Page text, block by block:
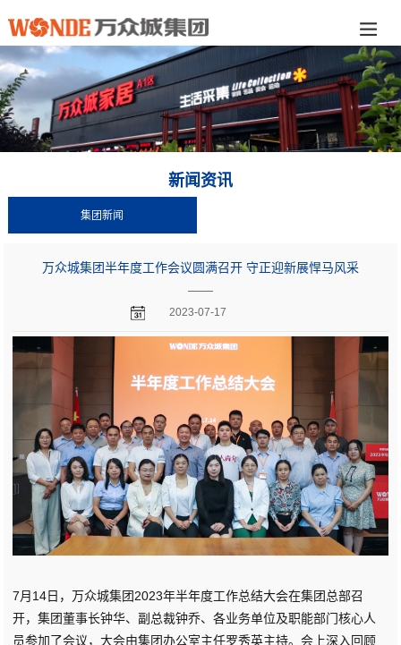
新闻资讯
集团新闻
万众城集团半年度工作会议圆满召开 守正迎新展悍马风采
——
2023-07-17
7月14日，万众城集团2023年半年度工作总结大会在集团总部召
开，集团董事长钟华、副总裁钟乔、各业务单位及职能部门核心人
员参加了会议，大会由集团办公室主任罗秀英主持。会上深入回顾